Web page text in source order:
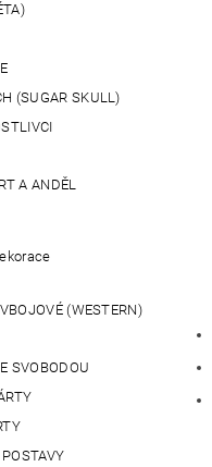
(SUGAR SKULL)
A ANDĚL
(WESTERN)
SVOBODOU